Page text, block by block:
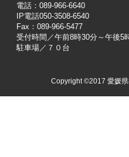
電話：089-966-6640
IP電話050-3508-6540
Fax：089-966-5477
受付時間／午前8時30分～午後5
駐車場／７０台
Copyright ©2017 愛媛